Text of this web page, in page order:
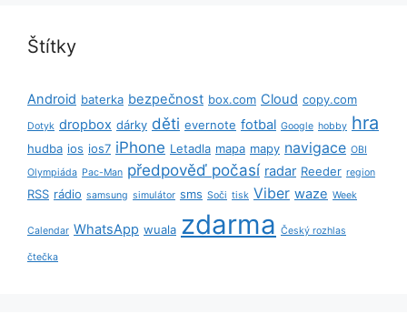
Štítky
Android baterka bezpečnost box.com Cloud copy.com
Dotyk dropbox dárky děti evernote fotbal Google hobby hra
hudba ios ios7 iPhone Letadla mapa mapy navigace OBI
Olympiáda Pac-Man předpověď počasí radar Reeder region
RSS rádio samsung simulátor sms Soči tisk Viber waze Week
Calendar WhatsApp wuala zdarma Český rozhlas
čtečka